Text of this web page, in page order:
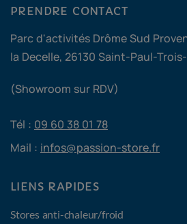
PRENDRE CONTACT
Parc d'activités Drôme Sud
la Decelle, 26130 Saint-Paul-
(Showroom sur RDV)
Tél : 09 60 38 01 78
Mail : infos@passion-store.fr
LIENS RAPIDES
Stores anti-chaleur/froid